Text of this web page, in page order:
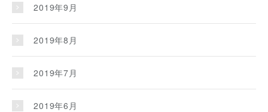
2019年9月
2019年8月
2019年7月
2019年6月